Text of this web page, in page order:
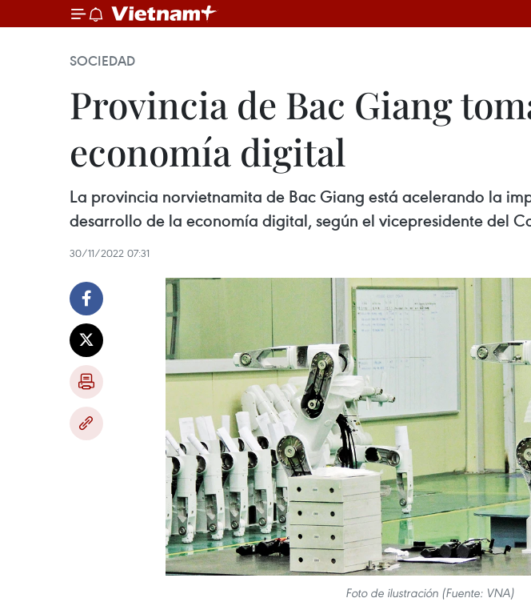
SOCIEDAD
Provincia de Bac Giang
economía digital
La provincia norvietnamita de Bac Giang está acelerando la
desarrollo de la economía digital, según el vicepresidente del
30/11/2022 07:31
Foto de ilustración (Fuente: VNA)